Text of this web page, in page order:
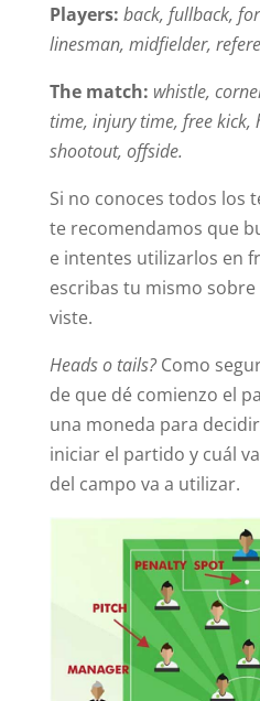
Players: back, fullback,
linesman, midfielder,
The match: whistle,
time, injury time, free kick,
shootout, offside.
Si no conoces todos los
te recomendamos que
e intentes utilizarlos en
escribas tu mismo
viste.
Heads o tails?Como
de que dé comienzo el
una moneda para
iniciar el partido y cuál
del campo va a utilizar.